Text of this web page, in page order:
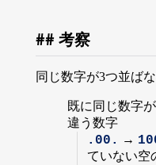
考察
同じ数字が3つ並ば
既に同じ数字
違う数字
.00. →
ていない空